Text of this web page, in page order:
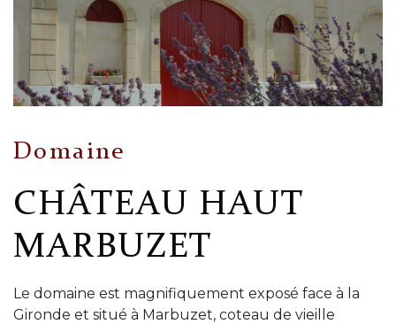
Domaine
CHÂTEAU HAUT
MARBUZET
Le domaine est magnifiquement exposé face à la
Gironde et situé à Marbuzet, coteau de vieille